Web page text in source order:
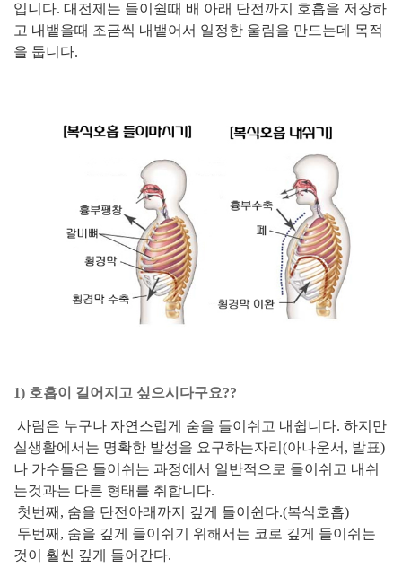
입니다. 대전제는 들이쉴때 배 아래 단전까지 호흡을 저장하
고 내뱉을때 조금씩 내뱉어서 일정한 울림을 만드는데 목적
을 둡니다.
1) 호흡이 길어지고 싶으시다구요??
사람은 누구나 자연스럽게 숨을 들이쉬고 내쉽니다. 하지만
실생활에서는 명확한 발성을 요구하는자리(아나운서, 발표)
나 가수들은 들이쉬는 과정에서 일반적으로 들이쉬고 내쉬
는것과는 다른 형태를 취합니다.
첫번째, 숨을 단전아래까지 깊게 들이쉰다.(복식호흡)
두번째, 숨을 깊게 들이쉬기 위해서는 코로 깊게 들이쉬는
것이 훨씬 깊게 들어간다.